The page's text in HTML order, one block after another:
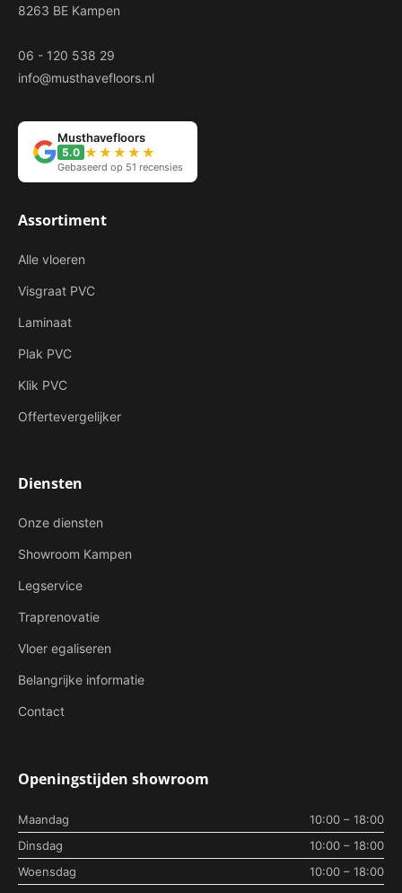
8263 BE Kampen
06 - 120 538 29
info@musthavefloors.nl
Musthavefloors
5.0 ★★★★★
Gebaseerd op 51 recensies
Assortiment
Alle vloeren
Visgraat PVC
Laminaat
Plak PVC
Klik PVC
Offertevergelijker
Diensten
Onze diensten
Showroom Kampen
Legservice
Traprenovatie
Vloer egaliseren
Belangrijke informatie
Contact
Openingstijden showroom
Maandag
10:00 – 18:00
Dinsdag
10:00 – 18:00
Woensdag
10:00 – 18:00